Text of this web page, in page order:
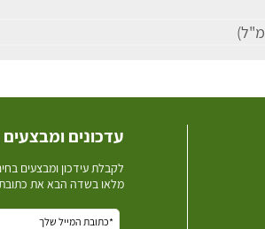
עדכונים ומבצעים
לקבלת עידכון ומבצעים
מלאו בשדה הבא את